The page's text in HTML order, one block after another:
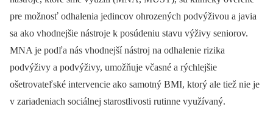
pre možnosť odhalenia jedincov ohrozených podvýživou a javia
sa ako vhodnejšie nástroje k posúdeniu stavu výživy seniorov.
MNA je podľa nás vhodnejší nástroj na odhalenie rizika
podvýživy a podvýživy, umožňuje včasné a rýchlejšie
ošetrovateľské intervencie ako samotný BMI, ktorý ale tiež nie je
v zariadeniach sociálnej starostlivosti rutinne využívaný.